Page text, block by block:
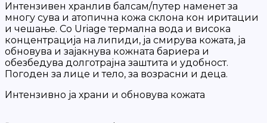
Интензивен хранлив балсам/путер наменет за
многу сува и атопична кожа склона кон иритации
и чешање. Со Uriage термална вода и висока
концентрација на липиди, ја смирува кожата, ја
обновува и зајакнува кожната бариера и
обезбедува долготрајна заштита и удобност.
Погоден за лице и тело, за возрасни и деца.
Интензивно ја храни и обновува кожата